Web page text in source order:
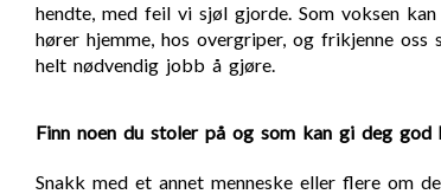
hendte, med feil vi sjøl gjorde. Som voksen
hører hjemme, hos overgriper, og frikjenne oss
helt nødvendig jobb å gjøre.
Finn noen du stoler på og som kan gi deg god
Snakk med et annet menneske eller flere om